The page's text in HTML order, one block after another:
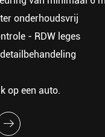
onderhoudsvrij
- RDW leges
op een auto.